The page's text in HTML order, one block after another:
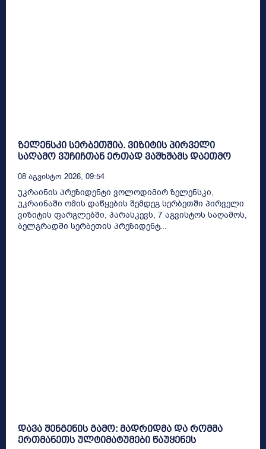
ზელენსკი სერბეთშია. ვიზიტის პირველი
საღამო ვუჩიჩთან ერთად ვაშხშამს დაეთმო
08 Აგვისტო 2026, 09:54
უკრაინის პრეზიდენტი ვოლოდიმირ ზელენსკი,
უკრაინაში ომის დაწყების შემდეგ სერბეთში პირველი
ვიზიტის ფარგლებში, პარასკევს, 7 აგვისტოს საღამოს,
ბელგრადში სერბეთის პრეზიდენტ...
დავა შენგენის გამო: მადრიდმა და რომმა
ერთმანეთს ულტიმატუმები წაუყენეს